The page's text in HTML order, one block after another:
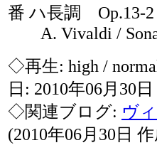
番 ハ長調 Op.13-2
A. Vivaldi /
◇再生: high /
日: 2010年06月30日
◇関連ブログ: ヴ
(2010年06月30日